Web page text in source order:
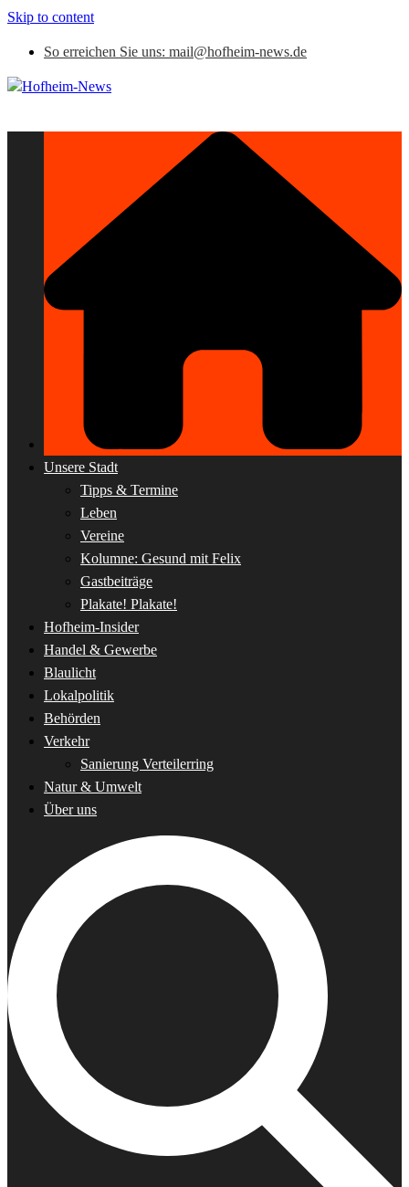
Skip to content
So erreichen Sie uns: mail@hofheim-news.de
Unsere Stadt
Tipps & Termine
Leben
Vereine
Kolumne: Gesund mit Felix
Gastbeiträge
Plakate! Plakate!
Hofheim-Insider
Handel & Gewerbe
Blaulicht
Lokalpolitik
Behörden
Verkehr
Sanierung Verteilerring
Natur & Umwelt
Über uns